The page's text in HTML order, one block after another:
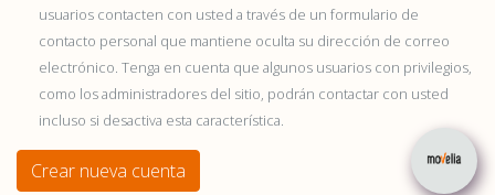
usuarios contacten con usted a través de un formulario de
contacto personal que mantiene oculta su dirección de correo
electrónico. Tenga en cuenta que algunos usuarios con privilegios,
como los administradores del sitio, podrán contactar con usted
incluso si desactiva esta característica.
Crear nueva cuenta